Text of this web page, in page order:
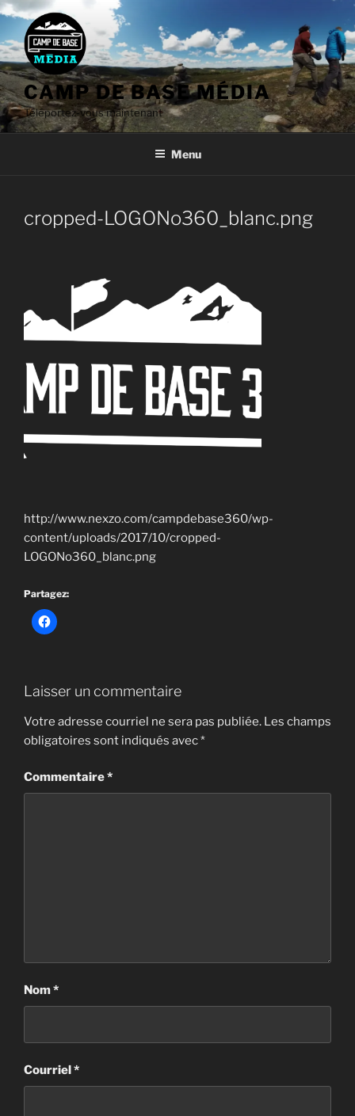
Aller
contenu
CAMP DE BASE MÉDIA
Téléportez-vous maintenant
Menu
cropped-LOGONo360_blanc.png
http://www.nexzo.com/campdebase360/wp-
content/uploads/2017/10/cropped-
LOGONo360_blanc.png
Partagez:
Laisser un commentaire
Votre adresse courriel ne sera pas publiée. Les champs
obligatoires sont indiqués avec*
Commentaire*
Nom*
Courriel *